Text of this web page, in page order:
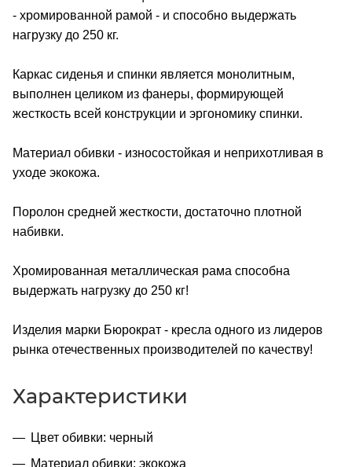
- хромированной рамой - и способно выдержать
нагрузку до 250 кг.
Каркас сиденья и спинки является монолитным,
выполнен целиком из фанеры, формирующей
жесткость всей конструкции и эргономику спинки.
Материал обивки - износостойкая и неприхотливая в
уходе экокожа.
Поролон средней жесткости, достаточно плотной
набивки.
Хромированная металлическая рама способна
выдержать нагрузку до 250 кг!
Изделия марки Бюрократ - кресла одного из лидеров
рынка отечественных производителей по качеству!
Характеристики
Цвет обивки: черный
Материал обивки: экокожа